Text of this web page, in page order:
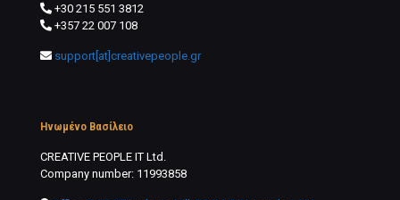
+30 215 551 3812
+357 22 007 108
support[at]creativepeople.gr
Ηνωμένο Βασίλειο
CREATIVE PEOPLE IT Ltd.
Company number: 11993858